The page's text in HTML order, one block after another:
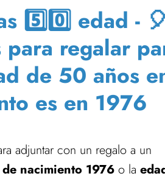
5️⃣0️⃣ edad -
regalar
de 50 años
es en 1976
adjuntar con un regalo a un
nacimiento 1976 o la